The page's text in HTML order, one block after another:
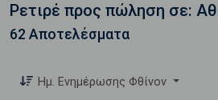
Ρετιρέ προς πώληση σε:
62 Αποτελέσματα
Ημ. Ενημέρωσης Φθίνον